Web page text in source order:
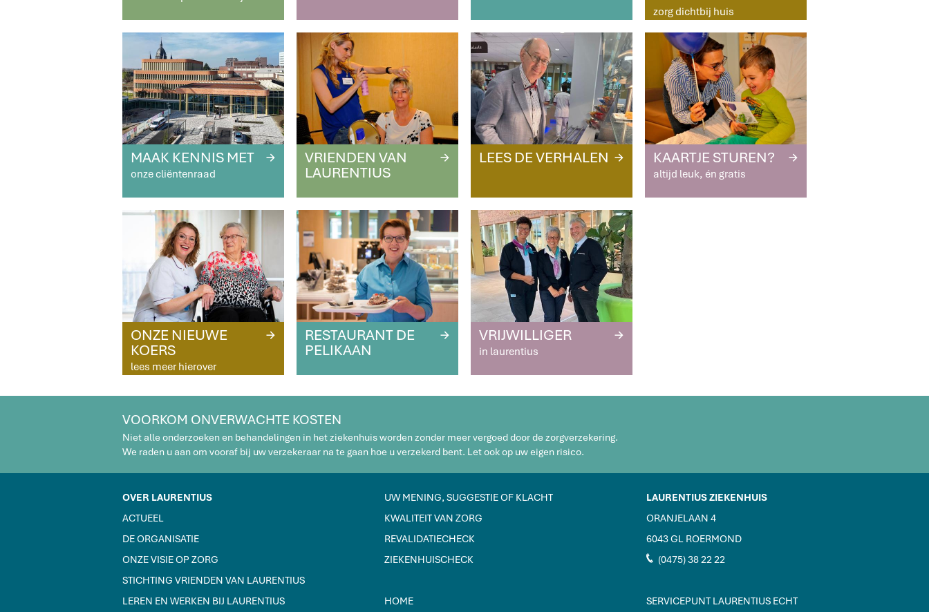
zorg dichtbij huis
MAAK KENNIS MET
onze cliëntenraad
R
VRIENDEN VAN
LAURENTIUS
R LEES DE VERHALEN R KAARTJE STUREN?
altijd leuk, én gratis
R
ONZE NIEUWE
KOERS
lees meer hierover
R
RESTAURANT DE
PELIKAAN
R VRIJWILLIGER
in laurentius
R
VOORKOM ONVERWACHTE KOSTEN
Niet alle onderzoeken en behandelingen in het ziekenhuis worden zonder meer vergoed door de zorgverzekering.
We raden u aan om vooraf bij uw verzekeraar na te gaan hoe u verzekerd bent. Let ook op uw eigen risico.
OVER LAURENTIUS
ACTUEEL
DE ORGANISATIE
ONZE VISIE OP ZORG
STICHTING VRIENDEN VAN LAURENTIUS
LEREN EN WERKEN BIJ LAURENTIUS
UW MENING, SUGGESTIE OF KLACHT
KWALITEIT VAN ZORG
REVALIDATIECHECK
ZIEKENHUISCHECK
HOME
LAURENTIUS ZIEKENHUIS
ORANJELAAN 4
6043 GL ROERMOND
J (0475) 38 22 22
SERVICEPUNT LAURENTIUS ECHT